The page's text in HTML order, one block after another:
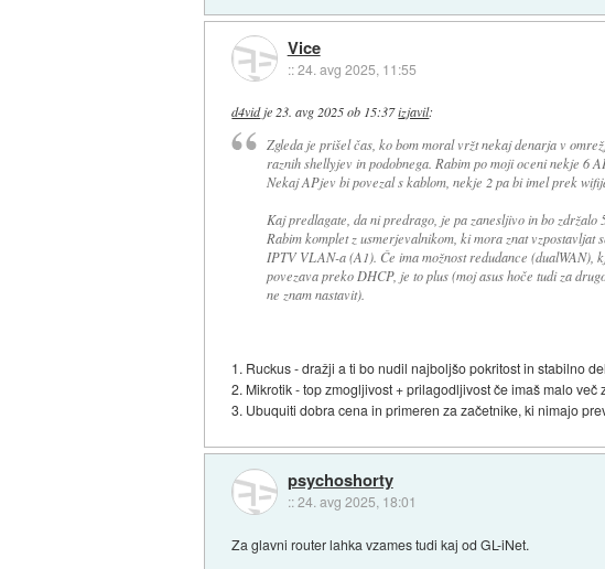
Vice
::24. avg 2025, 11:55
d4vidje 23. avg 2025 ob 15:37izjavil:
Zgleda je prišel čas, ko bom moral vržt nekaj denarja v
raznih shellyjev in podobnega. Rabim po moji oceni nekje 6
Nekaj APjev bi povezal s kablom, nekje 2 pa bi imel prek
Kaj predlagate, da ni predrago, je pa zanesljivo in bo zdržalo
Rabim komplet z usmerjevalnikom, ki mora znat vzpostavljat
IPTV VLAN-a (A1). Če ima možnost redudance (dualWAN),
povezava preko DHCP, je to plus (moj asus hoče tudi za
ne znam nastavit).
1. Ruckus - dražji a ti bo nudil najboljšo pokritost in stabilno
2. Mikrotik - top zmogljivost + prilagodljivost če imaš malo več
3. Ubuquiti dobra cena in primeren za začetnike, ki nimajo
psychoshorty
::24. avg 2025, 18:01
Za glavni router lahka vzames tudi kaj od GL-iNet.